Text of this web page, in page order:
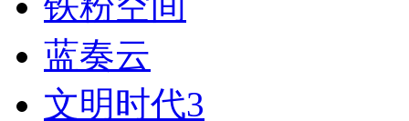
蓝奏云
文明时代3